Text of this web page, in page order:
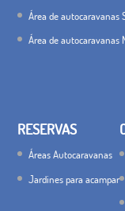
Área de autocaravanas
Área de autocaravanas
RESERVAS
Áreas Autocaravanas
Jardines para acampar